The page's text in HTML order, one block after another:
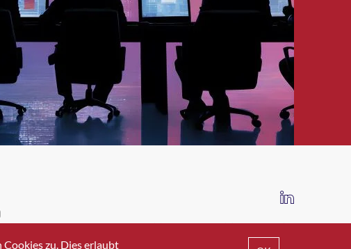
IMPRESSUM DATENSCHUTZ AGB
zu. Dies erlaubt